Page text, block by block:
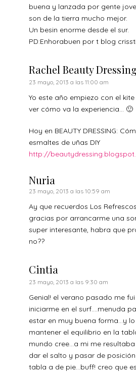
buena y lanzada por gente
son de la tierra mucho mejor.
Un besin enorme desde el sur.
PD:Enhorabuen por t blog
Rachel Beauty Dressing
23 mayo, 2013 a las 11:00 am
Yo este año empiezo con el
ver cómo va la experiencia… 🙂
Hoy en BEAUTY DRESSING:
esmaltes de uñas DIY
http://
Nuria
23 mayo, 2013 a las 10:59 am
Ay que recuerdos Los
gracias por arrancarme una
super interesante, habra que
no??
Cintia
23 mayo, 2013 a las 9:30 am
Genial! el verano pasado me
iniciarme en el surf….menuda
estar en muy buena forma…y
mantener el equilibrio en la
mundo cree…a mi me
dar el salto y pasar de
tabla a de pie…buff! creo que